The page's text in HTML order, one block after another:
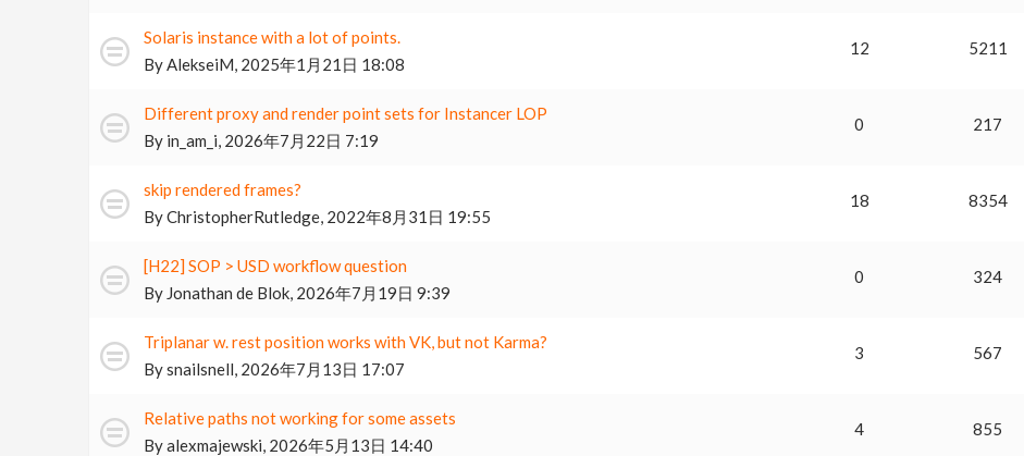
Solaris instance with a lot of points.
ByAlekseiM, 2025年1月21日 18:08
12 5211
Different proxy and render point sets for Instancer LOP
By in_am_i, 2026年7月22日 7:19
0 217
skip rendered frames?
ByChristopherRutledge, 2022年8月31日 19:55
18 8354
[H22] SOP > USD workflow question
By Jonathan de Blok, 2026年7月19日 9:39
0 324
Triplanar w. rest position works with VK, but not Karma?
Bysnailsnell, 2026年7月13日 17:07
3 567
Relative paths not working for some assets
Byalexmajewski, 2026年5月13日 14:40
4 855